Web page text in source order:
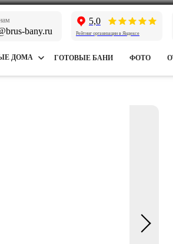
bany.ru
5,0
Рейтинг организации в Яндексе
ДОМА ГОТОВЫЕ БАНИ ФОТО